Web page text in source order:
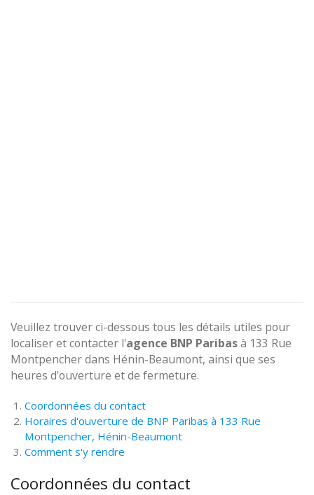
Veuillez trouver ci-dessous tous les détails utiles pour
localiser et contacter l'agence BNP Paribasà 133 Rue
Montpencher dans Hénin-Beaumont, ainsi que ses
heures d'ouverture et de fermeture.
Coordonnées du contact
Horaires d'ouverture de BNP Paribas à 133 Rue
Montpencher, Hénin-Beaumont
Comment s'y rendre
Coordonnées du contact